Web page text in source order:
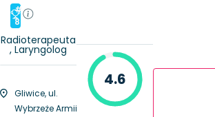
#
8
Radioterapeuta
, Laryngolog
Gliwice, ul.
Wybrzeże Armii
4.6